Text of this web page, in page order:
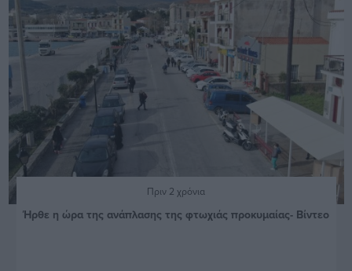
Πριν 2 χρόνια
Ήρθε η ώρα της ανάπλασης της φτωχιάς προκυμαίας- Βίντεο